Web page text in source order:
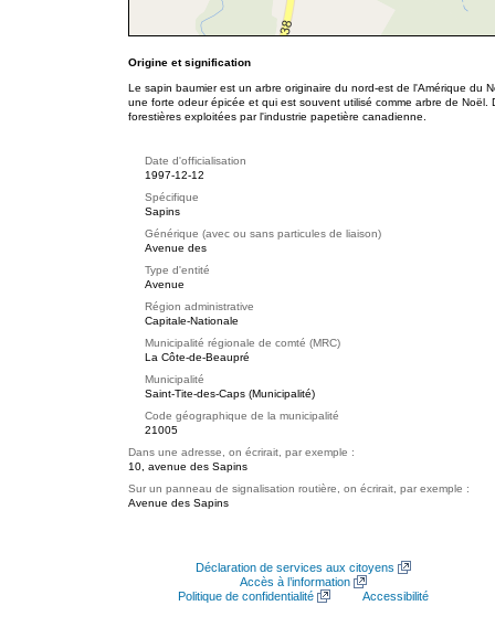
Origine et signification
Le sapin baumier est un arbre originaire du nord-est de l'Amérique du
une forte odeur épicée et qui est souvent utilisé comme arbre de Noël
forestières exploitées par l'industrie papetière canadienne.
Date d'officialisation
1997-12-12
Spécifique
Sapins
Générique (avec ou sans particules de liaison)
Avenue des
Type d'entité
Avenue
Région administrative
Capitale-Nationale
Municipalité régionale de comté (MRC)
La Côte-de-Beaupré
Municipalité
Saint-Tite-des-Caps (Municipalité)
Code géographique de la municipalité
21005
Dans une adresse, on écrirait, par exemple :
10, avenue des Sapins
Sur un panneau de signalisation routière, on écrirait, par exemple :
Avenue des Sapins
Déclaration de services aux citoyens
Accès à l’information
Politique de confidentialité
Accessibilité